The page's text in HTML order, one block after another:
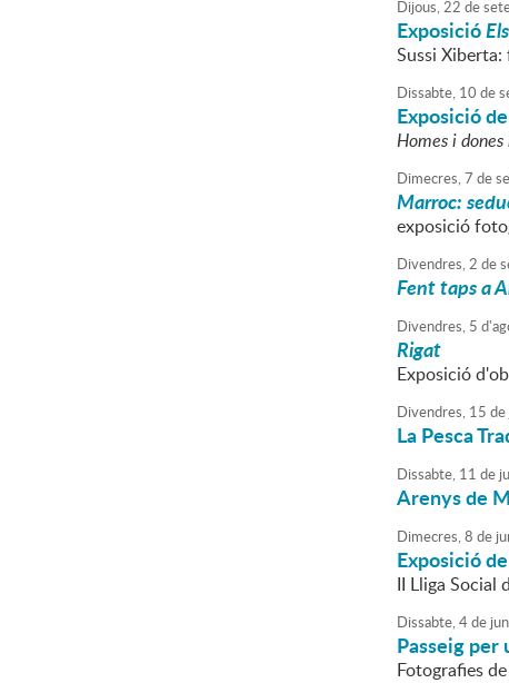
Dijous,22 de
Exposició
Sussi Xiberta:
Dissabte, 10 de
Exposició
Homes i
Dimecres,7 de
Marroc:
exposició
Divendres,2 de
Fent taps a
Divendres, 5 d'
Rigat
Exposició
Divendres, 15 de
La Pesca
Dissabte, 11 de
Arenys de
Dimecres,8 de
Exposició
II Lliga Social
Dissabte,4de
Passeig per
Fotografies